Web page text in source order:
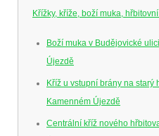
Křížky, kříže, boží muka,
Boží muka v Budějovické
Újezdě
Kříž u vstupní brány na starý
Kamenném Újezdě
Centrální kříž nového